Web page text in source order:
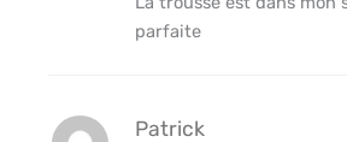
parfaite
Patrick